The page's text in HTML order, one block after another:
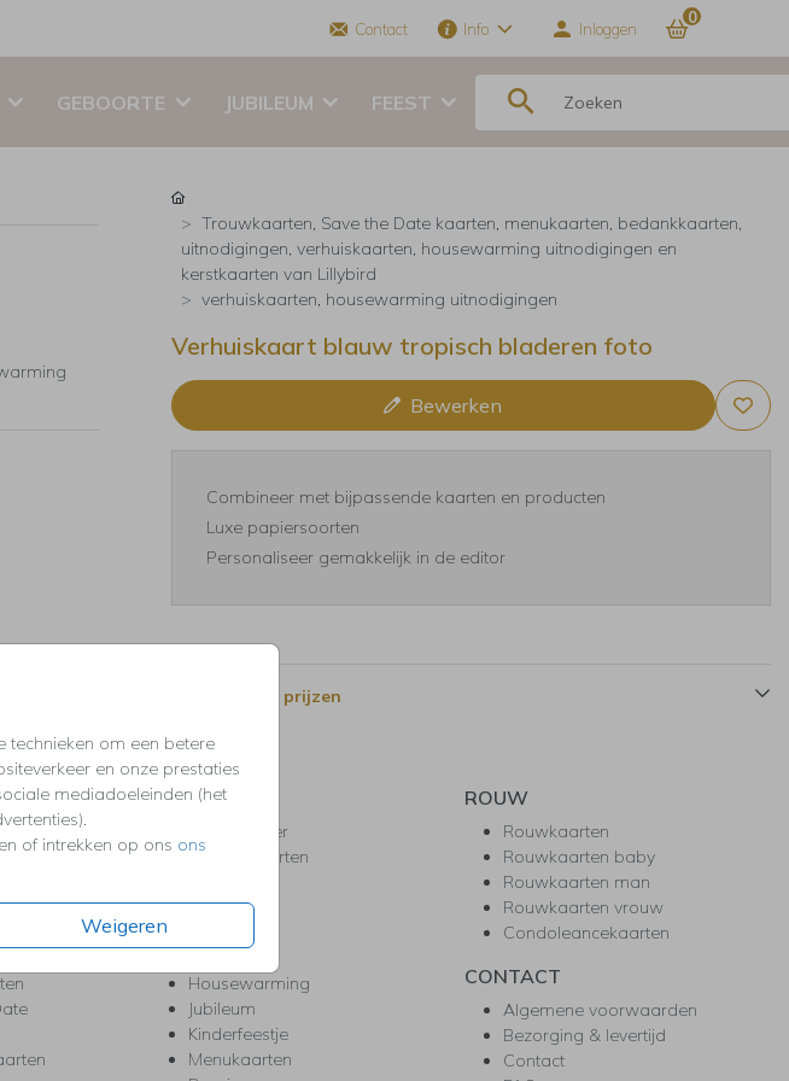
Contact Info Inloggen
0
GEBOORTE JUBILEUM FEEST
technieken om een betere
en onze prestaties
mediadoeleinden (het
of intrekken op ons ons
Weigeren
Trouwkaarten, Save the Date kaarten, menukaarten, bedankkaarten,
uitnodigingen, verhuiskaarten, housewarming uitnodigingen en
kerstkaarten van Lillybird
verhuiskaarten, housewarming uitnodigingen
Verhuiskaart blauw tropisch bladeren foto
Bewerken
Combineer met bijpassende kaarten en producten
Luxe papiersoorten
Personaliseer gemakkelijk in de editor
Formaten en prijzen
FEEST
Babyshower
Bedankkaarten
Doopsel
Housewarming
Jubileum
Kinderfeestje
Menukaarten
ROUW
Rouwkaarten
Rouwkaarten baby
Rouwkaarten man
Rouwkaarten vrouw
Condoleancekaarten
CONTACT
Algemene voorwaarden
Bezorging & levertijd
Contact